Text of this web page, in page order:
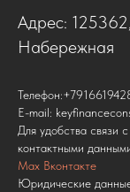
Адрес:
Набережная
E-mail:
Для удобства связи
контактными
Max Вконтакте
Юридические